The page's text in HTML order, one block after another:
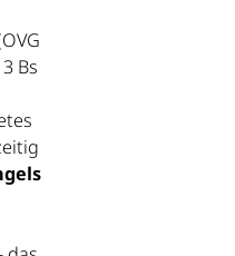
Bs